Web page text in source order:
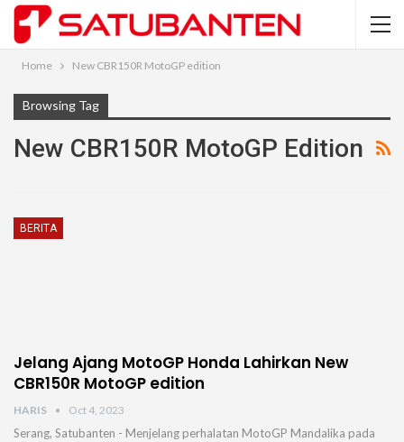
Home New CBR150R MotoGP edition
Browsing Tag
New CBR150R MotoGP Edition
BERITA
Jelang Ajang MotoGP Honda Lahirkan New
CBR150R MotoGP edition
HARIS Oct 4, 2023
Serang, Satubanten - Menjelang perhalatan MotoGP Mandalika pada